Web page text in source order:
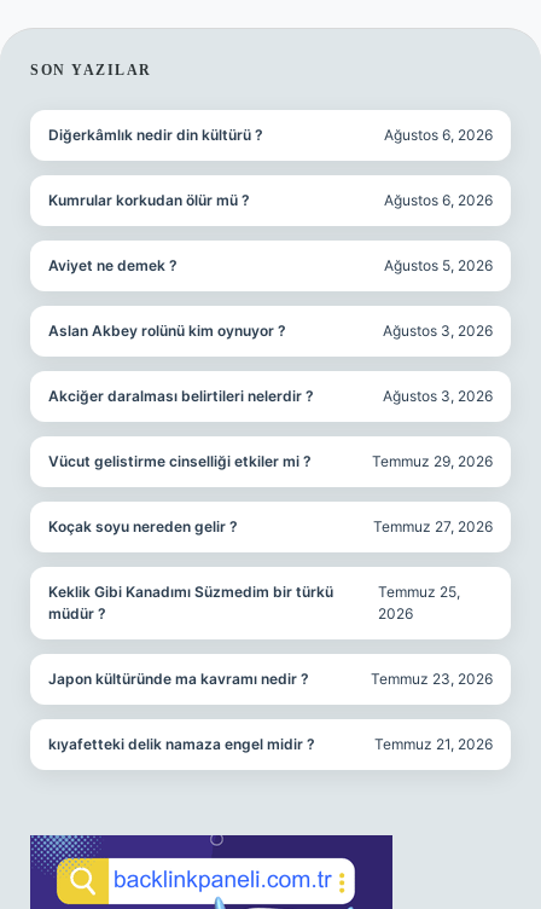
SIDEBAR
SON YAZILAR
Diğerkâmlık nedir din kültürü ? Ağustos 6, 2026
Kumrular korkudan ölür mü ? Ağustos 6, 2026
Aviyet ne demek ? Ağustos 5, 2026
Aslan Akbey rolünü kim oynuyor ? Ağustos 3, 2026
Akciğer daralması belirtileri nelerdir ? Ağustos 3, 2026
Vücut gelistirme cinselliği etkiler mi ? Temmuz 29, 2026
Koçak soyu nereden gelir ? Temmuz 27, 2026
Keklik Gibi Kanadımı Süzmedim bir türkü
müdür ?
Temmuz 25,
2026
Japon kültüründe ma kavramı nedir ? Temmuz 23, 2026
kıyafetteki delik namaza engel midir ? Temmuz 21, 2026